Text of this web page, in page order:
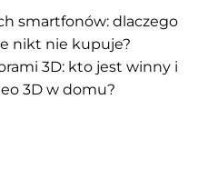
smartfonów: dlaczego
nikt nie kupuje?
3D: kto jest winny i
3D w domu?